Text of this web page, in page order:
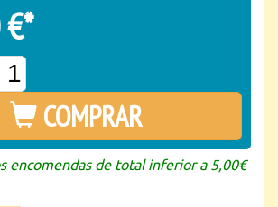
COMPRAR
encomendas de total inferior a 5,00€